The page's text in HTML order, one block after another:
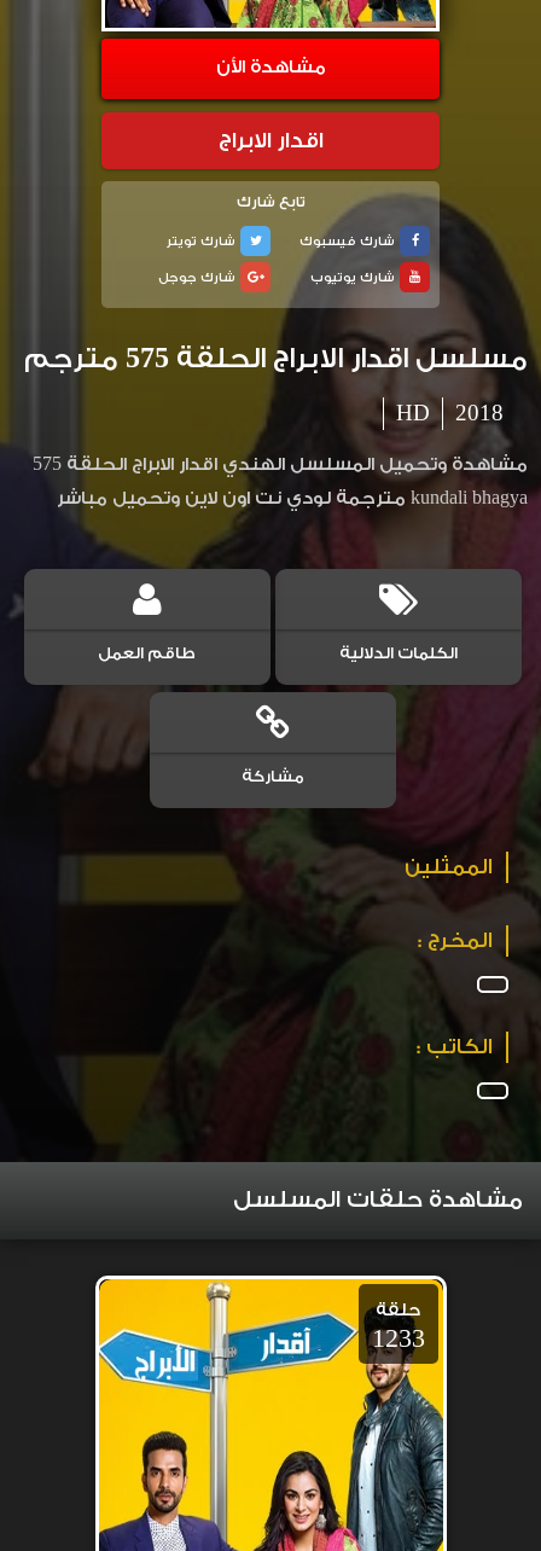
مشاهدة الأن
اقدار الابراج
تابع شارك
شارك فيسبوك
شارك تويتر
شارك يوتيوب
شارك جوجل
مسلسل اقدار الابراج الحلقة 575 مترجم
2018
HD
مشاهدة وتحميل المسلسل الهندي اقدار الابراج الحلقة 575
kundali bhagya مترجمة لودي نت اون لاين وتحميل مباشر
الكلمات الدلالية طاقم العمل
مشاركة
الممثلين
المخرج :
الكاتب :
مشاهدة حلقات المسلسل
حلقة
1233